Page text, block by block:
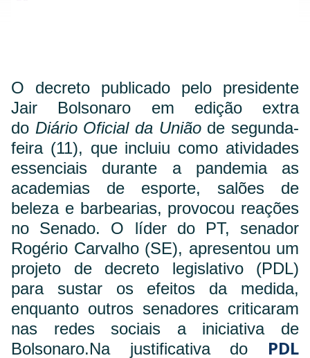
O decreto publicado pelo presidente
Jair Bolsonaro em edição extra
do Diário Oficial da Uniãode segunda-
feira (11), que incluiu como atividades
essenciais durante a pandemia as
academias de esporte, salões de
beleza e barbearias, provocou reações
no Senado. O líder do PT, senador
Rogério Carvalho (SE), apresentou um
projeto de decreto legislativo (PDL)
para sustar os efeitos da medida,
enquanto outros senadores criticaram
nas redes sociais a iniciativa de
Bolsonaro.Na justificativa do PDL